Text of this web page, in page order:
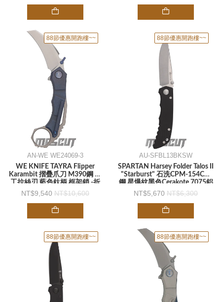
88節優惠開跑樓~~
AN-WE WE24069-3
WE KNIFE TAYRA Flipper
Karambit 摺疊爪刀 M390鋼 手
工拉絲刃 藍色鈦柄 框架鎖 -折
刀
9,540 10,600
88節優惠開跑樓~~
AU-SFBL13BKSW
SPARTAN Harsey Folder Talos II
"Starburst" 石洗CPM-154CM
鋼 星爆紋黑色Cerakote 7075鋁
合金柄 -折刀
5,670 6,300
88節優惠開跑樓~~ 88節優惠開跑樓~~